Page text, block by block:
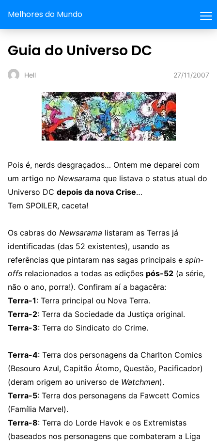
Melhores do Mundo
Guia do Universo DC
Hell 27/11/2007
Pois é, nerds desgraçados… Ontem me deparei com
um artigo no Newsarama que listava o status atual do
Universo DC depois da nova Crise…
Tem SPOILER, caceta!
Os cabras do Newsarama listaram as Terras já
identificadas (das 52 existentes), usando as
referências que pintaram nas sagas principais e spin-
offs relacionados a todas as edições pós-52 (a série,
não o ano, porra!). Confiram aí a bagacêra:
Terra-1: Terra principal ou Nova Terra.
Terra-2: Terra da Sociedade da Justiça original.
Terra-3: Terra do Sindicato do Crime.
Terra-4: Terra dos personagens da Charlton Comics
(Besouro Azul, Capitão Átomo, Questão, Pacificador)
(deram origem ao universo de Watchmen).
Terra-5: Terra dos personagens da Fawcett Comics
(Família Marvel).
Terra-8: Terra do Lorde Havok e os Extremistas
(baseados nos personagens que combateram a Liga